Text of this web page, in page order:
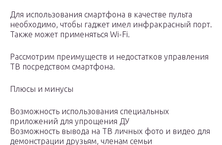
Для использования смартфона в качестве пульта
необходимо, чтобы гаджет имел инфракрасный порт.
Также может применяться Wi-Fi.
Рассмотрим преимуществ и недостатков управления
ТВ посредством смартфона.
Плюсы и минусы
Возможность использования специальных
приложений для упрощения ДУ
Возможность вывода на ТВ личных фото и видео для
демонстрации друзьям, членам семьи